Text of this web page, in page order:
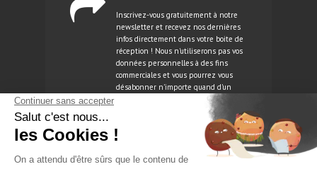
Inscrivez-vous gratuitement à notre
newsletter et recevez nos dernières
infos directement dans votre boite de
réception ! Nous n'utiliserons pas vos
données personnelles à des fins
commerciales et vous pourrez vous
désabonner n'importe quand d'un
NEWSLETTER